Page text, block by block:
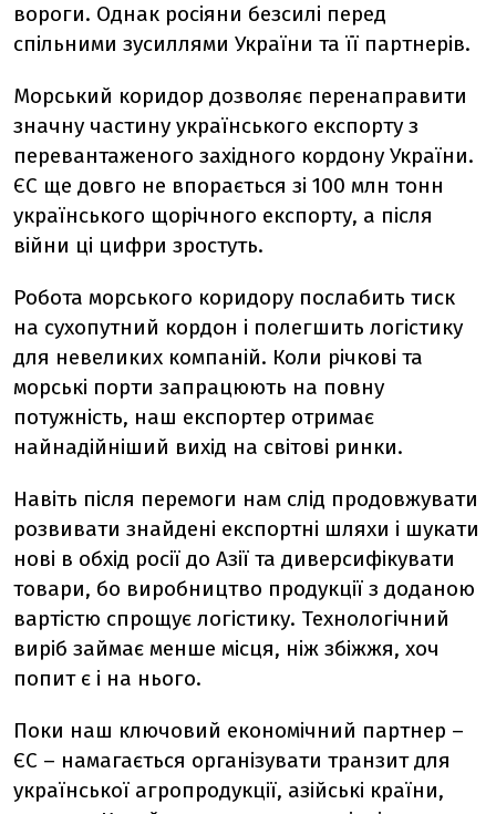
вороги. Однак росіяни безсилі перед
спільними зусиллями України та її партнерів.
Морський коридор дозволяє перенаправити
значну частину українського експорту з
перевантаженого західного кордону України.
ЄС ще довго не впорається зі 100 млн тонн
українського щорічного експорту, а після
війни ці цифри зростуть.
Робота морського коридору послабить тиск
на сухопутний кордон і полегшить логістику
для невеликих компаній. Коли річкові та
морські порти запрацюють на повну
потужність, наш експортер отримає
найнадійніший вихід на світові ринки.
Навіть після перемоги нам слід продовжувати
розвивати знайдені експортні шляхи і шукати
нові в обхід росії до Азії та диверсифікувати
товари, бо виробництво продукції з доданою
вартістю спрощує логістику. Технологічний
виріб займає менше місця, ніж збіжжя, хоч
попит є і на нього.
Поки наш ключовий економічний партнер –
ЄС – намагається організувати транзит для
української агропродукції, азійські країни,